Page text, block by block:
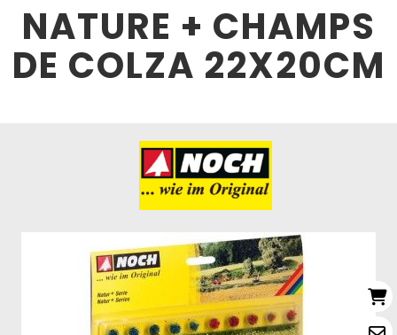
NATURE + CHAMPS
DE COLZA 22X20CM